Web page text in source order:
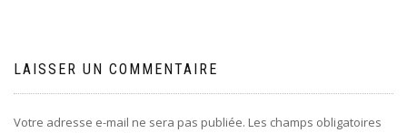
LAISSER UN COMMENTAIRE
Votre adresse e-mail ne sera pas publiée. Les champs obligatoires